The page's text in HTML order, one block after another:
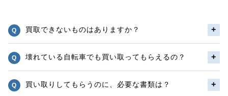
買取できないものはありますか？
壊れている自転車でも買い取ってもらえるの？
買い取りしてもらうのに、必要な書類は？